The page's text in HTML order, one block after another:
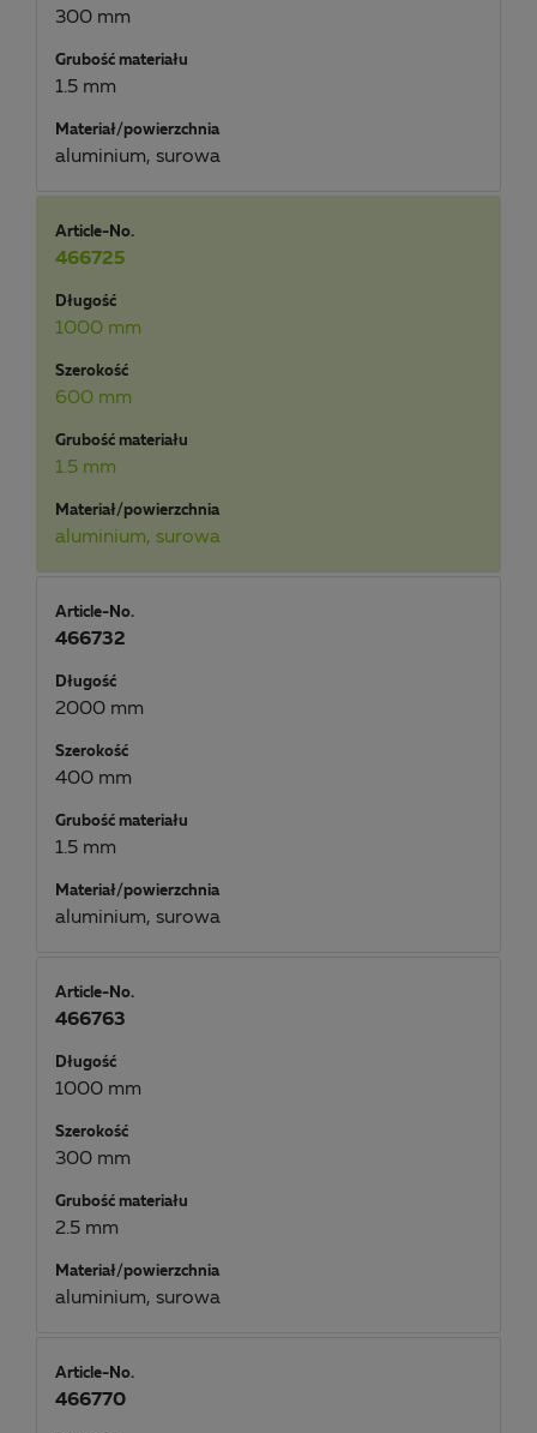
300 mm
Grubość materiału
1.5 mm
Materiał/powierzchnia
aluminium, surowa
Article-No.
466725
Długość
1000 mm
Szerokość
600 mm
Grubość materiału
1.5 mm
Materiał/powierzchnia
aluminium, surowa
Article-No.
466732
Długość
2000 mm
Szerokość
400 mm
Grubość materiału
1.5 mm
Materiał/powierzchnia
aluminium, surowa
Article-No.
466763
Długość
1000 mm
Szerokość
300 mm
Grubość materiału
2.5 mm
Materiał/powierzchnia
aluminium, surowa
Article-No.
466770